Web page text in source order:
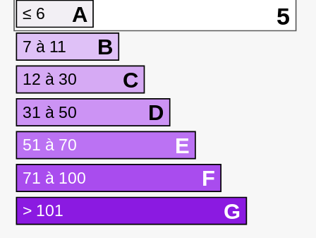
5
A
≤ 6
B
7 à 11
C
12 à 30
D
31 à 50
E
51 à 70
F
71 à 100
G
> 101